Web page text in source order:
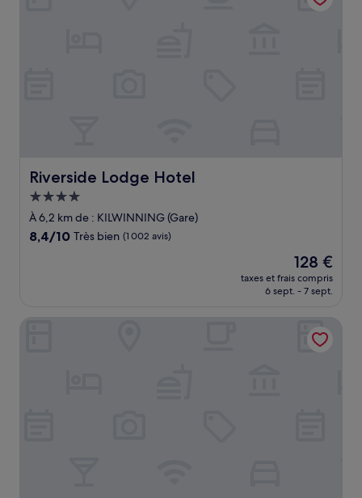
Riverside Lodge Hotel
Riverside Lodge Hotel
Hébergement
4.0 étoiles
À 6,2 km de : KILWINNING (Gare)
8.4
8,4/10 Très bien (1 002 avis)
Le
nouveau
prix
de
128 €
128 €
taxes et frais compris
6 sept. - 7 sept.